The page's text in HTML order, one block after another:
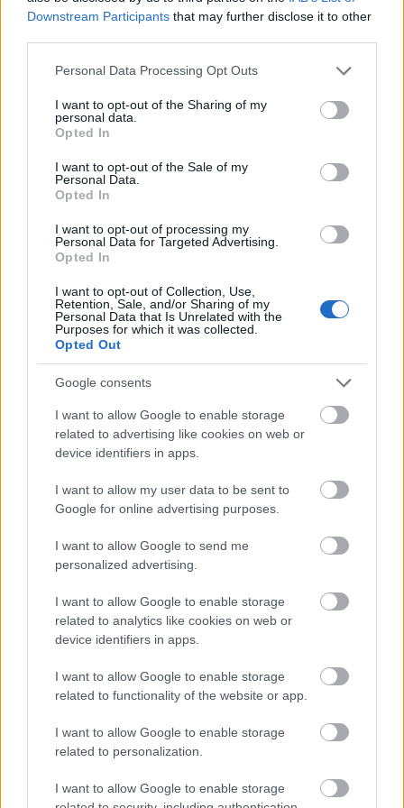
Downstream Participants that may further disclose it to other
Please note that this website/app uses one or more Google
not limited to your visit or usage behaviour. You may click to
grant or deny consent to Google and its third-party tags to
use your data for below specified purposes in below Google
consent section.
Personal Data Processing Opt Outs
I want to opt-out of the Sharing of my
personal data.
Opted In
I want to opt-out of the Sale of my
Personal Data.
Opted In
I want to opt-out of processing my
Personal Data for Targeted Advertising.
Opted In
I want to opt-out of Collection, Use,
Retention, Sale, and/or Sharing of my
Personal Data that Is Unrelated with the
Purposes for which it was collected.
Opted Out
Google consents
I want to allow Google to enable storage
related to advertising like cookies on web or
device identifiers in apps.
I want to allow my user data to be sent to
Google for online advertising purposes.
I want to allow Google to send me
personalized advertising.
I want to allow Google to enable storage
related to analytics like cookies on web or
device identifiers in apps.
I want to allow Google to enable storage
related to functionality of the website or app.
I want to allow Google to enable storage
related to personalization.
I want to allow Google to enable storage
előítéletek csökkentése, illetve a roma közösség
Khetane kiállítás
Szénási Szilvia, a kiállítás egyik szervezője így
ajánlja a programot: „Szerintem nagyon fontos az,
hogy ne csak a romák, de a nem romák is ismerjék
élünk, hiszen ezek a magyar kultúra és történelem
szerves részei. És ahhoz, hogy elinduljon egy valódi
társadalmi párbeszéd roma és nem roma emberek
között, valóban találkoznunk kell. A kiállítás egy
lehetőség erre.”
A kiállítás április 20-ig ingyenesen látogatható a
H13-ban, kivéve hétvégén és munkaszüneti
Központ, Budapest, Horánszky u. 13, 1085
Ne gondolkozz
sematikusan a romákról!
Légy nyitott!